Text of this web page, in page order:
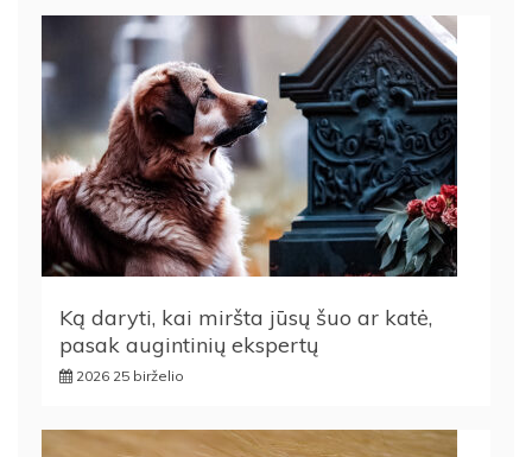
Ką daryti, kai miršta jūsų šuo ar katė,
pasak augintinių ekspertų
2026 25 birželio